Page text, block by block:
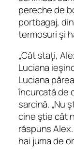
pereche de
portbagaj,
termosuri şi
„Cât staţi,
Luciana
Luciana
încurcată de
sarcină. „Nu
cine ştie cât
răspuns Alex.
hai juma de